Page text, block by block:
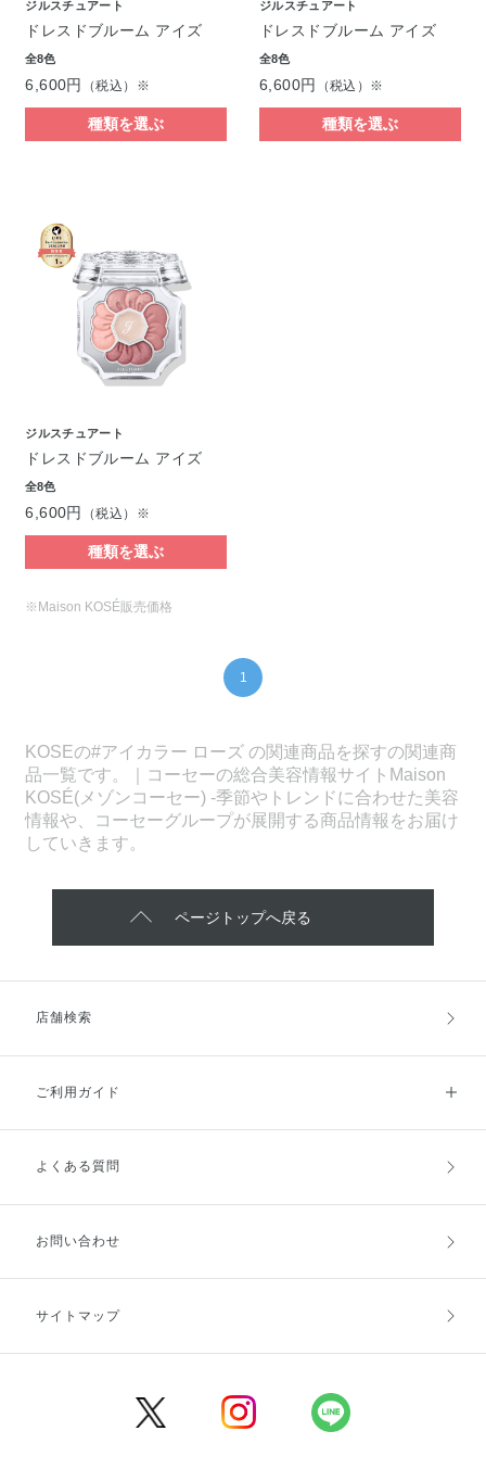
ジルスチュアート
ドレスドブルーム アイズ
全8色
6,600円 （税込）※
種類を選ぶ
ジルスチュアート
ドレスドブルーム アイズ
全8色
6,600円 （税込）※
種類を選ぶ
ジルスチュアート
ドレスドブルーム アイズ
全8色
6,600円 （税込）※
種類を選ぶ
※Maison KOSÉ販売価格
1
KOSEの#アイカラー ローズ の関連商品を探すの関連商
品一覧です。｜コーセーの総合美容情報サイトMaison
KOSÉ(メゾンコーセー) -季節やトレンドに合わせた美容
情報や、コーセーグループが展開する商品情報をお届け
していきます。
ページトップへ戻る
店舗検索
ご利用ガイド
ご利用ガイドトップ
お支払方法
キャンセル・返品・交換
よくある質問
お問い合わせ
サイトマップ